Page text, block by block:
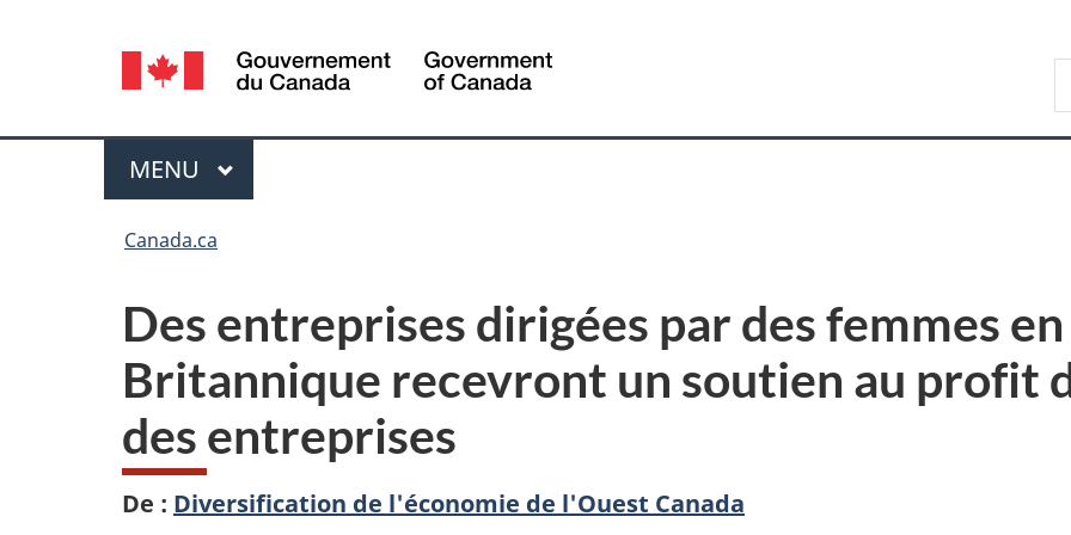
sujet
HTML
Sélection
de
la
langue
Canada
Menu
MENU PRINCIPAL
Canada.ca
Des entreprises dirigées par des femmes
Britannique recevront un soutien au profit
des entreprises
De : Diversification de l'économie de l'Ouest Canada